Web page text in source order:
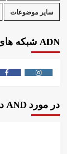
سایر موضوعات
ADN شبکه های اجتمای
در مورد AND د/AND په هکله